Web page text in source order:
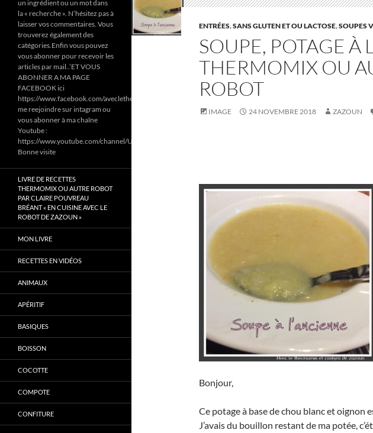
ENTRÉES,SANS GLUTEN ET OU LACTOSE,SOUPES
SOUPE, POTAGE À
THERMOMIX OU
ROBOT
IMAGE 24 NOVEMBRE 2018 ZAZOUN
Bonjour,
Ce potage à base de chou blanc et oignon
J’avais du bouillon restant de ma potée,
un ingrédient ou un mot dans
la « recherche ». N’hésitez pas à
laisser vos commentaires. Vous
trouverez également des
catégories.Enfin vous pouvez
vous abonner pour recevoir les
articles par mail..’ET VOUS
ABONNER A MA PAGE
FACEBOOK ici
https://www.facebook.com/aveclethermomixetcookeodezazoun/
me reejoindre sur intagram ou
vous abonner à ma chaîne
Youtube :
https://www.youtube.com/channel/UC6Pa6dF808fmGjZ5MMlrtaA
Bonne visite
LIVRE DE RECETTES
THERMOMIX OU AUTRE ROBOT
PAR CLAIRE POUVREAU
BRÉANT « EN CUISINE AVEC LE
ROBOT DE ZAZOUN »
MON LIVRE
RECETTES EN VIDÉOS
ANIMAUX
APÉRITIF
BASIQUES
BOISSON
COCOTTE
COMPOTE
CONFITURE